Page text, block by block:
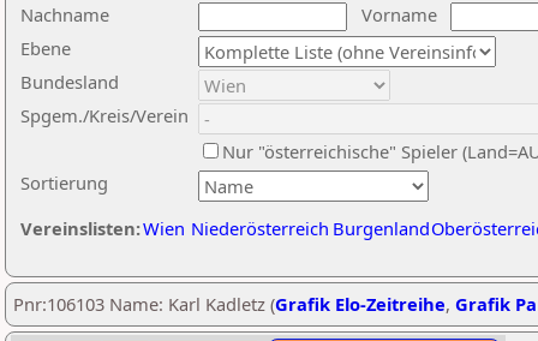
Nachname
Vorname
Ebene
Sortierung
Bundesland
Spgem./Kreis/Verein
Nur "österreichische" Spieler
Vereinslisten:Wien Niederösterreich Burgenland
Pnr:106103 Name: Karl Kadletz (Grafik Elo-Zeitreihe, Grafik